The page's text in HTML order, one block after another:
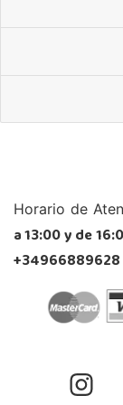
21002, Huelva
Avenida de Europa, 13
11405, Jerez de la
956 317 910
Localizar Tienda
Parque comercial
Horario de
a 13:00 y de
+34966889628